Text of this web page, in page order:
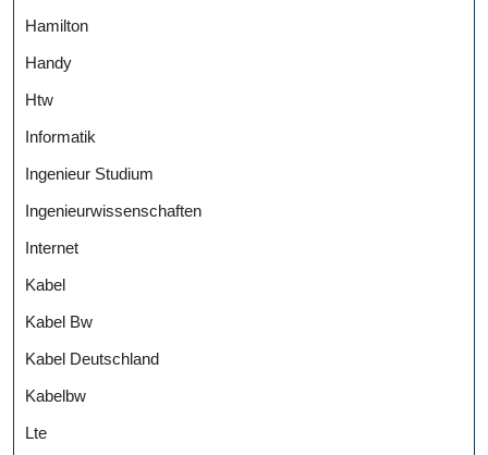
Hamilton
Handy
Htw
Informatik
Ingenieur Studium
Ingenieurwissenschaften
Internet
Kabel
Kabel Bw
Kabel Deutschland
Kabelbw
Lte